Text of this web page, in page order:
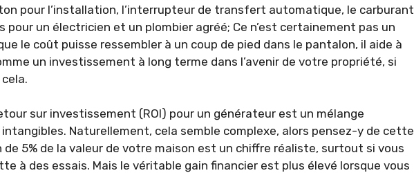
pour l’installation, l’interrupteur de transfert automatique, le carburant
un électricien et un plombier agréé; Ce n’est certainement pas un
le coût puisse ressembler à un coup de pied dans le pantalon, il aide à
un investissement à long terme dans l’avenir de votre propriété, si
sur investissement (ROI) pour un générateur est un mélange
Naturellement, cela semble complexe, alors pensez-y de cette
5% de la valeur de votre maison est un chiffre réaliste, surtout si vous
à des essais. Mais le véritable gain financier est plus élevé lorsque vous